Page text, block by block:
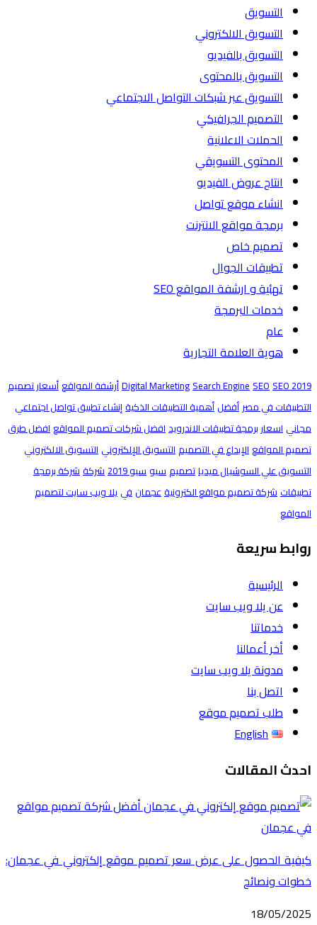
التسويق
التسويق الالكتروني
التسويق بالفيديو
التسويق بالمحتوى
التسويق عبر شبكات التواصل الاجتماعي
التصميم الجرافيكي
الحملات الاعلانية
المحتوى التسويقي
انتاج عروض الفيديو
انشاء موقع تواصل
برمجة مواقع الانترنت
تصميم خاص
تطبيقات الجوال
تهئية و ارشفة المواقع SEO
خدمات البرمجة
عام
هوية العلامة التجارية
Digital Marketing Search Engine SEO SEO 2019 أرشفة المواقع أسعار تصميم
التطبيقات في مصر أفضل أهمية التطبيقات الذكية إنشاء تطبيق تواصل اجتماعي
مجاني اسعار برمجة تطبيقات الاندرويد افضل شركات تصميم المواقع افضل طرق
تصميم المواقع الإبداع في التصميم التسويق الإلكتروني التسويق الالكتروني
التسويق علي السوشيال ميدياتصميم سيو سيو 2019 شركة شركة برمجة
تطبيقات شركة تصميم مواقع الكترونية عجمان في يلا ويب سايت لتصميم
المواقع
روابط سريعة
الرئيسية
عن يلا ويب سايت
خدماتنا
أخر أعمالنا
مدونة يلا ويب سايت
اتصل بنا
طلب تصميم موقع
English
احدث المقالات
كيفية الحصول على عرض سعر تصميم موقع إلكتروني في عجمان:
خطوات ونصائح
18/05/2025